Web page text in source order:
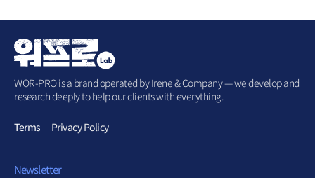
WOR-PRO is a brand operated by Irene & Company — we develop and
research deeply to help our clients with everything.
Terms Privacy Policy
Newsletter